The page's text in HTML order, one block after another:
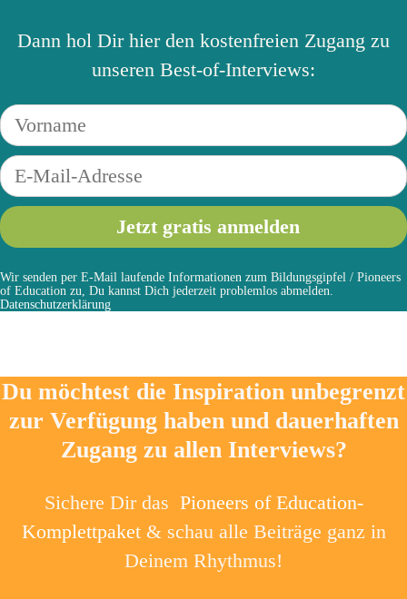
Dann hol Dir hier den kostenfreien Zugang zu
unseren Best-of-Interviews:
Wir senden per E-Mail laufende Informationen zum Bildungsgipfel / Pioneers
of Education zu, Du kannst Dich jederzeit problemlos abmelden.
Datenschutzerklärung
Du möchtest die Inspiration unbegrenzt
zur Verfügung haben und dauerhaften
Zugang zu allen Interviews?
Sichere Dir das Pioneers of Education-
Komplettpaket& schau alle Beiträge ganz in
Deinem Rhythmus!